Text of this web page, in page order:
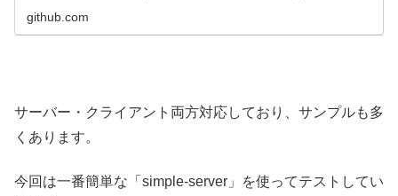
github.com
サーバー・クライアント両方対応しており、サンプルも多
くあります。
今回は一番簡単な「simple-server」を使ってテストしてい